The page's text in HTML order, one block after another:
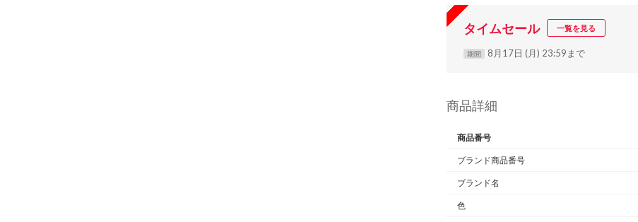
タイムセール 一覧を見る
期間 8月17日 (月) 23:59まで
商品詳細
商品番号
ブランド商品番号
ブランド名
色